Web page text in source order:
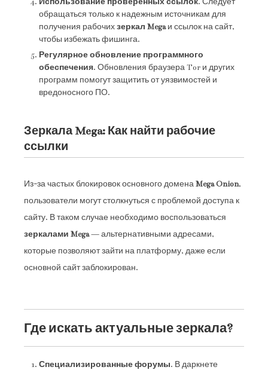
обращаться только к надежным источникам для
получения рабочихзеркал Megaи ссылок на сайт,
чтобы избежать фишинга.
Регулярное обновление программного
обеспечения. Обновления браузера Tor и других
программ помогут защитить от уязвимостей и
вредоносного ПО.
Зеркала Mega: Как найти рабочие
ссылки
Из-за частых блокировок основного доменаMega Onion,
пользователи могут столкнуться с проблемой доступа к
сайту. В таком случае необходимо воспользоваться
зеркалами Mega— альтернативными адресами,
которые позволяют зайти на платформу, даже если
основной сайт заблокирован.
Где искать актуальные зеркала?
Специализированные форумы. В даркнете